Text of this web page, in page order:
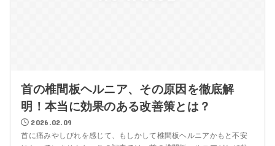
首の椎間板ヘルニア、その原因を徹底解
明！本当に効果のある改善策とは？
2026.02.09
首に痛みやしびれを感じて、もしかして椎間板ヘルニアかもと不安